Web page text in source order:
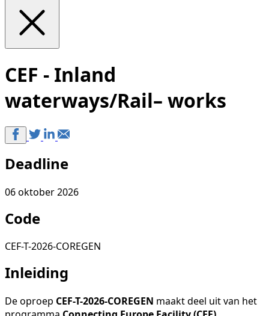
CEF - Inland
waterways/Rail– works
Deadline
06 oktober 2026
Code
CEF-T-2026-COREGEN
Inleiding
De oproep CEF-T-2026-COREGEN maakt deel uit van het